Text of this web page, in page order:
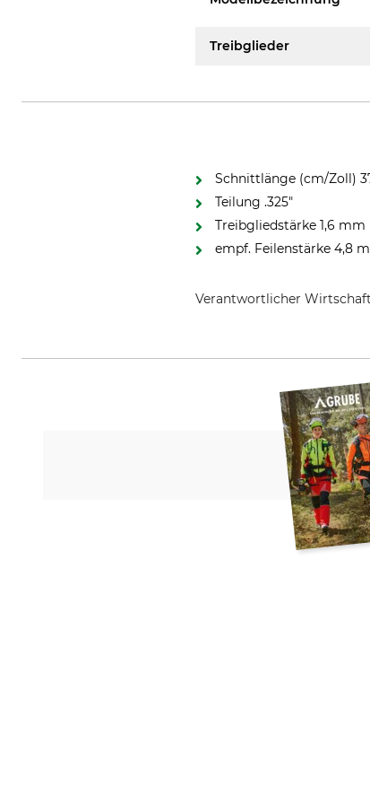
Treibglieder
Schnittlänge (cm/Zoll)
Teilung .325"
Treibgliedstärke 1,6 mm
empf. Feilenstärke 4,8
Verantwortlicher